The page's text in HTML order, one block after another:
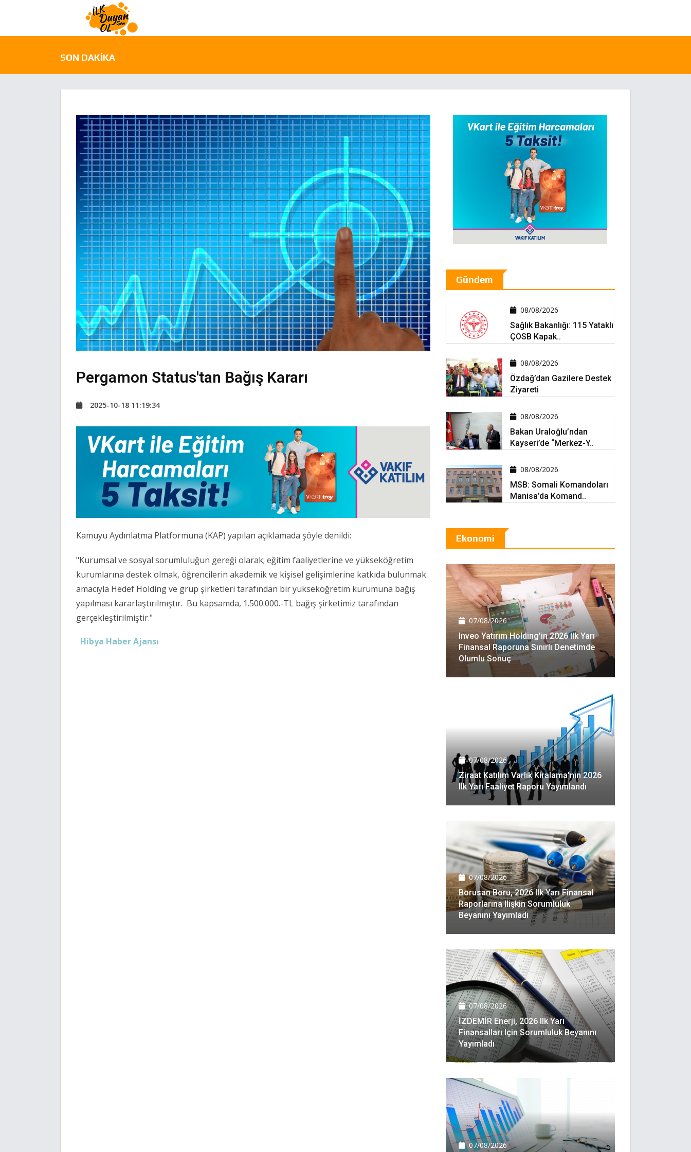
SON DAKIKA
Pergamon Status'tan Bağış Kararı
2025-10-18 11:19:34
Kamuyu Aydınlatma Platformuna (KAP) yapılan açıklamada şöyle denildi:
"Kurumsal ve sosyal sorumluluğun gereği olarak; eğitim faaliyetlerine ve yükseköğretim
kurumlarına destek olmak, öğrencilerin akademik ve kişisel gelişimlerine katkıda bulunmak
amacıyla Hedef Holding ve grup şirketleri tarafından bir yükseköğretim kurumuna bağış
yapılması kararlaştırılmıştır. Bu kapsamda, 1.500.000.-TL bağış şirketimiz tarafından
gerçekleştirilmiştir."
Hibya Haber Ajansı
Gündem
08/08/2026
Sağlık Bakanlığı: 115 Yataklı
ÇOSB Kapak..
08/08/2026
Özdağ’dan Gazilere Destek
Ziyareti
08/08/2026
Bakan Uraloğlu’ndan
Kayseri’de “Merkez-Y..
08/08/2026
MSB: Somali Komandoları
Manisa’da Komand..
Ekonomi
07/08/2026
Inveo Yatırım Holding'in 2026 Ilk Yarı
Finansal Raporuna Sınırlı Denetimde
Olumlu Sonuç
07/08/2026
Ziraat Katılım Varlık Kiralama'nın 2026
Ilk Yarı Faaliyet Raporu Yayımlandı
07/08/2026
Borusan Boru, 2026 Ilk Yarı Finansal
Raporlarına Ilişkin Sorumluluk
Beyanını Yayımladı
07/08/2026
İZDEMİR Enerji, 2026 Ilk Yarı
Finansalları Için Sorumluluk Beyanını
Yayımladı
07/08/2026